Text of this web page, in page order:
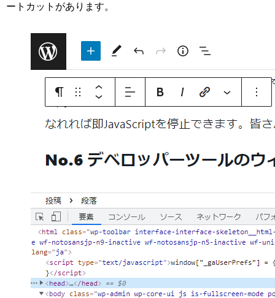
ートカットがあります。